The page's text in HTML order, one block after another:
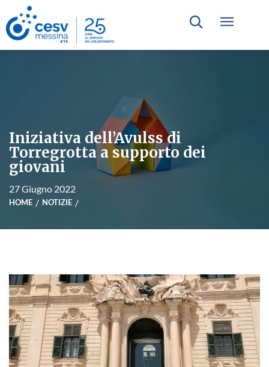
Iniziativa dell’Avulss di
Torregrotta a supporto dei
giovani
27 Giugno 2022
HOME NOTIZIE